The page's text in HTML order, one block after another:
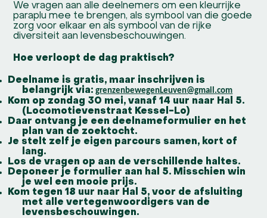
We vragen aan alle deelnemers om een kleurrijke
paraplu mee te brengen, als symbool van die goede
zorg voor elkaar en als symbool van de rijke
diversiteit aan levensbeschouwingen.
Hoe verloopt de dag praktisch?
Deelname is gratis, maar inschrijven is
belangrijk via:grenzenbewegenLeuven@gmail.com
Kom op zondag 30 mei, vanaf 14 uur naar Hal 5.
(Locomotievenstraat Kessel-Lo)
Daar ontvang je een deelnameformulier en het
plan van de zoektocht.
Je stelt zelf je eigen parcours samen, kort of
lang.
Los de vragen op aan de verschillende haltes.
Deponeer je formulier aan hal 5. Misschien win
je wel een mooie prijs.
Kom tegen 18 uur naar Hal 5, voor de afsluiting
met alle vertegenwoordigers van de
levensbeschouwingen.